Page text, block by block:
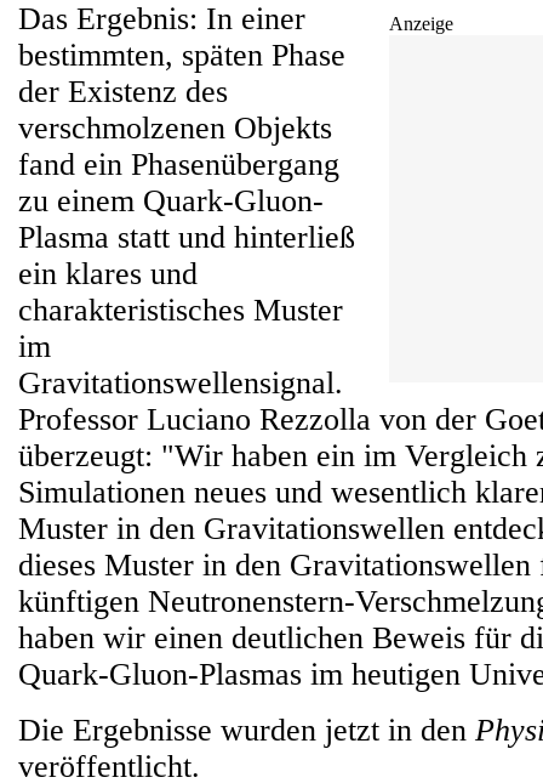
Anzeige
Das Ergebnis: In einer
bestimmten, späten Phase
der Existenz des
verschmolzenen Objekts
fand ein Phasenübergang
zu einem Quark-Gluon-
Plasma statt und hinterließ
ein klares und
charakteristisches Muster
im
Gravitationswellensignal.
Professor Luciano Rezzolla von der
überzeugt: "Wir haben ein im Vergleich
Simulationen neues und wesentlich
Muster in den Gravitationswellen
dieses Muster in den
künftigen Neutronenstern-
haben wir einen deutlichen Beweis für
Quark-Gluon-Plasmas im heutigen
Die Ergebnisse wurden jetzt in den
veröffentlicht.